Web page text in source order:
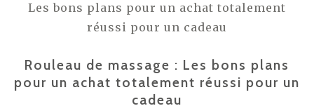
Les bons plans pour un achat totalement
réussi pour un cadeau
Rouleau de massage : Les bons plans
pour un achat totalement réussi pour un
cadeau